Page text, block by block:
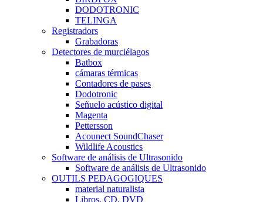
DODOTRONIC
TELINGA
Registradors
Grabadoras
Detectores de murciélagos
Batbox
cámaras térmicas
Contadores de pases
Dodotronic
Señuelo acústico digital
Magenta
Pettersson
Acounect SoundChaser
Wildlife Acoustics
Software de análisis de Ultrasonido
Software de análisis de Ultrasonido
OUTILS PEDAGOGIQUES
material naturalista
Libros, CD, DVD